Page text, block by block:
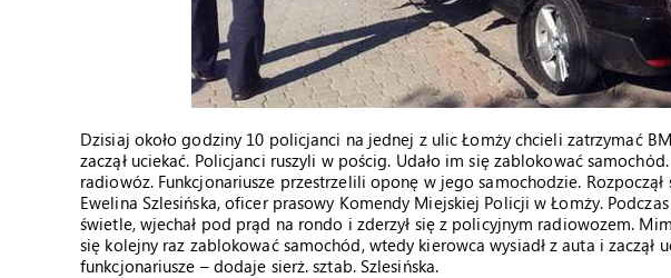
Dzisiaj około godziny 10 policjanci na jednej z ulic Łomży chcieli zatrzymać
zaczął uciekać. Policjanci ruszyli w pościg. Udało im się zablokować
radiowóz. Funkcjonariusze przestrzelili oponę w jego samochodzie.
Ewelina Szlesińska, oficer prasowy Komendy Miejskiej Policji w Łomży.
świetle, wjechał pod prąd na rondo i zderzył się z policyjnym radiowozem.
się kolejny raz zablokować samochód, wtedy kierowca wysiadł z auta i zaczął
funkcjonariusze – dodaje sierż. sztab. Szlesińska.